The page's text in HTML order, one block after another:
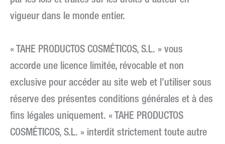
vigueur dans le monde entier.
« TAHE PRODUCTOS COSMÉTICOS, S.L. » vous
accorde une licence limitée, révocable et non
exclusive pour accéder au site web et l’utiliser sous
réserve des présentes conditions générales et à des
fins légales uniquement. « TAHE PRODUCTOS
COSMÉTICOS, S.L. » interdit strictement toute autre